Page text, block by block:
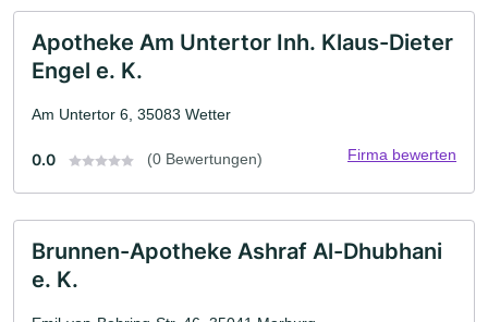
Apotheke Am Untertor Inh. Klaus-Dieter
Engel e. K.
Am Untertor 6, 35083 Wetter
0.0 (0 Bewertungen) Firma bewerten
Brunnen-Apotheke Ashraf Al-Dhubhani
e. K.